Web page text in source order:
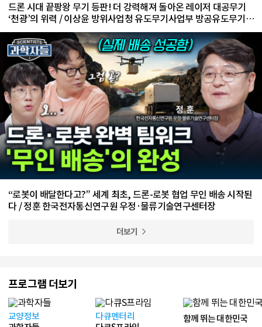
드론 시대 끝팡왕 무기 등판! 더 강력해져 돌아온 레이저 대공무기
‘천광’의 위력 / 이상윤 방위사업청 유도무기사업부 방공유도무기사
업팀 수석 전문관
“로봇이 배달한다고?” 세계 최초, 드론-로봇 협업 무인 배송 시작된
다 / 정훈 한국전자통신연구원 우정·물류기술연구센터장
더보기
프로그램 더보기
교양정보
다큐멘터리
함께 뛰는 대한민국